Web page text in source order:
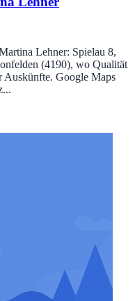
Lehner: Spielau 8,
(4190), wo Qualität
Auskünfte. Google Maps